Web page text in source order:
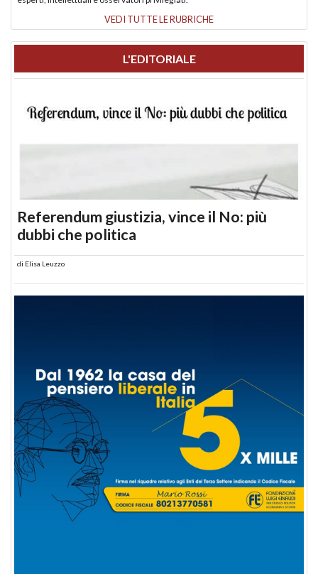
VEDI TUTTE LE RUBRICHE
L'EDITORIALE
Referendum giustizia, vince il No: più
dubbi che politica
di Elisa Leuzzo